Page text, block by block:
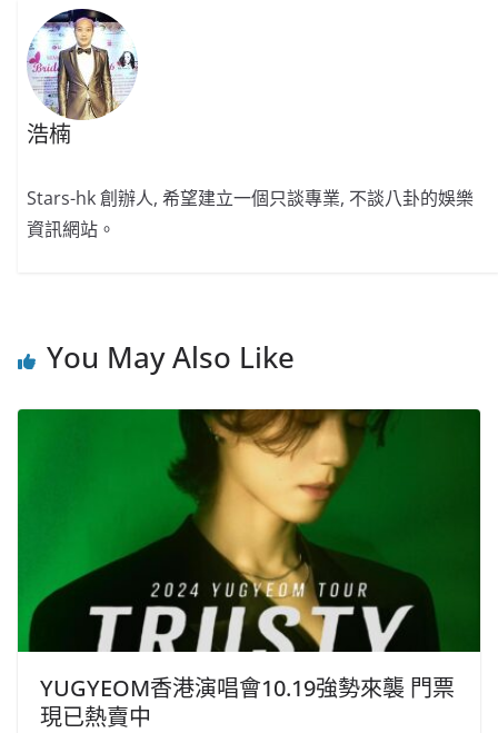
浩楠
Stars-hk 創辦人, 希望建立一個只談專業, 不談八卦的娛樂
資訊網站。
You May Also Like
YUGYEOM香港演唱會10.19強勢來襲 門票
現已熱賣中